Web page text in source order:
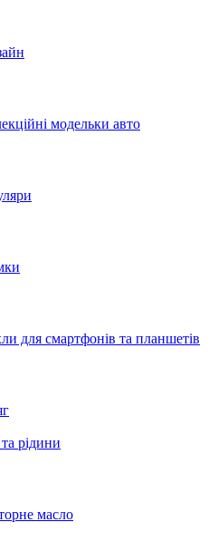
модельки авто
для смартфонів та планшетів
рідини
масло